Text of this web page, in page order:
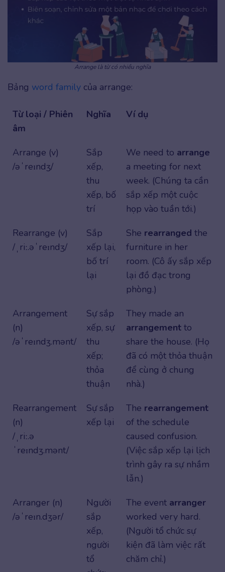
Arrange là từ có nhiều nghĩa
Bảng word family của arrange:
Từ loại / Phiên
âm
Nghĩa Ví dụ
Arrange (v)
/əˈreɪndʒ/
Sắp
xếp,
thu
xếp, bố
trí
We need to arrange
a meeting for next
week. (Chúng ta cần
sắp xếp một cuộc
họp vào tuần tới.)
Rearrange (v)
/ˌriː.əˈreɪndʒ/
Sắp
xếp lại,
bố trí
lại
She rearranged the
furniture in her
room. (Cô ấy sắp xếp
lại đồ đạc trong
phòng.)
Arrangement
(n)
/əˈreɪndʒ.mənt/
Sự sắp
xếp, sự
thu
xếp;
thỏa
thuận
They made an
arrangement to
share the house. (Họ
đã có một thỏa thuận
để cùng ở chung
nhà.)
Rearrangement
(n)
/ˌriː.ə
ˈreɪndʒ.mənt/
Sự sắp
xếp lại
The rearrangement
of the schedule
caused confusion.
(Việc sắp xếp lại lịch
trình gây ra sự nhầm
lẫn.)
Arranger (n)
/əˈreɪn.dʒər/
Người
sắp
xếp,
người
tổ
The event arranger
worked very hard.
(Người tổ chức sự
kiện đã làm việc rất
chăm chỉ.)